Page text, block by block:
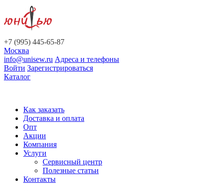
+7 (995) 445-65-87
Москва
info@unisew.ru Адреса и телефоны
Войти Зарегистрироваться
Каталог
Как заказать
Доставка и оплата
Опт
Акции
Компания
Услуги
Сервисный центр
Полезные статьи
Контакты